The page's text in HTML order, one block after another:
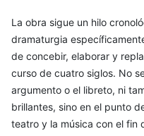
La obra sigue un hilo
dramaturgia
de concebir, elaborar y
curso de cuatro siglos. No
argumento o el libreto, ni
brillantes, sino en el punto
teatro y la música con el fin